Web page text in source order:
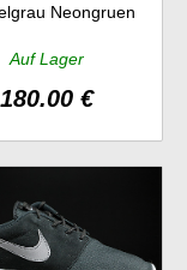
Neongruen
Auf Lager
180.00 €